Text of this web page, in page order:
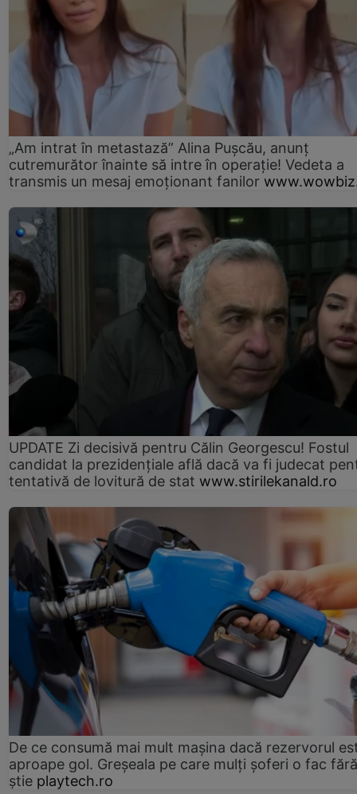
„Am intrat în metastază” Alina Pușcău, anunț
cutremurător înainte să intre în operație! Vedeta a
transmis un mesaj emoționant fanilor
UPDATE Zi decisivă pentru Călin Georgescu! Fostul
candidat la prezidențiale află dacă va fi judecat
tentativă de lovitură de stat www.stirilekanald.ro
De ce consumă mai mult mașina dacă rezervorul
aproape gol. Greșeala pe care mulți șoferi o fac
știe playtech.ro